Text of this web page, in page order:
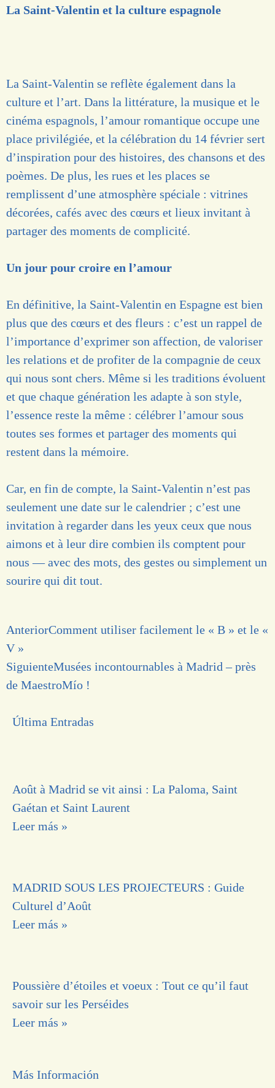
La Saint-Valentin et la culture espagnole
La Saint-Valentin se reflète également dans la
culture et l’art. Dans la littérature, la musique et le
cinéma espagnols, l’amour romantique occupe une
place privilégiée, et la célébration du 14 février sert
d’inspiration pour des histoires, des chansons et des
poèmes. De plus, les rues et les places se
remplissent d’une atmosphère spéciale : vitrines
décorées, cafés avec des cœurs et lieux invitant à
partager des moments de complicité.
Un jour pour croire en l’amour
En définitive, la Saint-Valentin en Espagne est bien
plus que des cœurs et des fleurs : c’est un rappel de
l’importance d’exprimer son affection, de valoriser
les relations et de profiter de la compagnie de ceux
qui nous sont chers. Même si les traditions évoluent
et que chaque génération les adapte à son style,
l’essence reste la même : célébrer l’amour sous
toutes ses formes et partager des moments qui
restent dans la mémoire.
Car, en fin de compte, la Saint-Valentin n’est pas
seulement une date sur le calendrier ; c’est une
invitation à regarder dans les yeux ceux que nous
aimons et à leur dire combien ils comptent pour
nous — avec des mots, des gestes ou simplement un
sourire qui dit tout.
AnteriorComment utiliser facilement le « B » et le «
V »
SiguienteMusées incontournables à Madrid – près
de MaestroMío !
Última Entradas
Août à Madrid se vit ainsi : La Paloma, Saint
Gaétan et Saint Laurent
Leer más »
MADRID SOUS LES PROJECTEURS : Guide
Culturel d’Août
Leer más »
Poussière d’étoiles et voeux : Tout ce qu’il faut
savoir sur les Perséides
Leer más »
Más Información